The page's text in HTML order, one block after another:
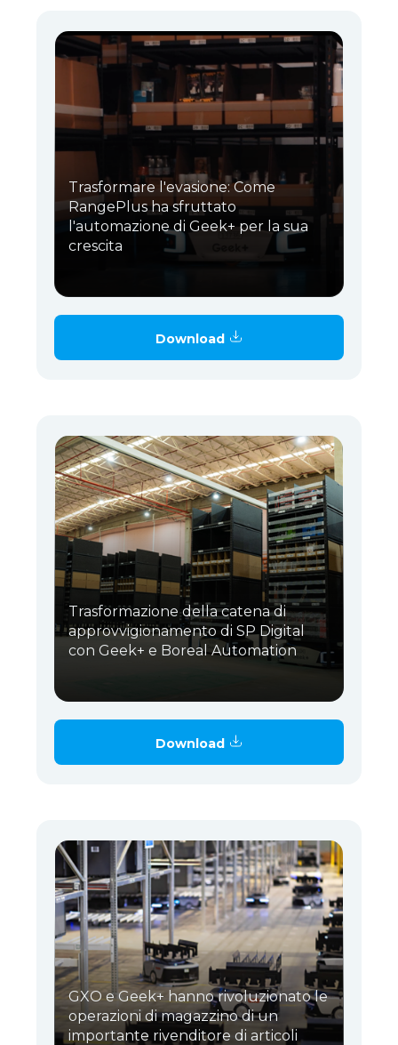
Trasformare l'evasione: Come
RangePlus ha sfruttato
l'automazione di Geek+ per la sua
crescita
Download
Trasformazione della catena di
approvvigionamento di SP Digital
con Geek+ e Boreal Automation
Download
GXO e Geek+ hanno rivoluzionato le
operazioni di magazzino di un
importante rivenditore di articoli